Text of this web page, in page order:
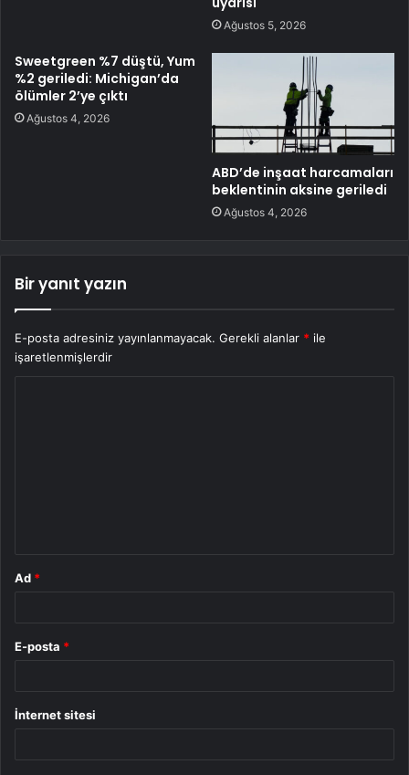
Ağustos 5, 2026
Sweetgreen %7 düştü, Yum
%2 geriledi: Michigan’da
ölümler 2’ye çıktı
Ağustos 4, 2026
ABD’de inşaat harcamaları
beklentinin aksine geriledi
Ağustos 4, 2026
Bir yanıt yazın
E-posta adresiniz yayınlanmayacak. Gerekli alanlar * ile
işaretlenmişlerdir
Ad *
E-posta *
İnternet sitesi